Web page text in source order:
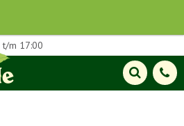
t/m 17:00